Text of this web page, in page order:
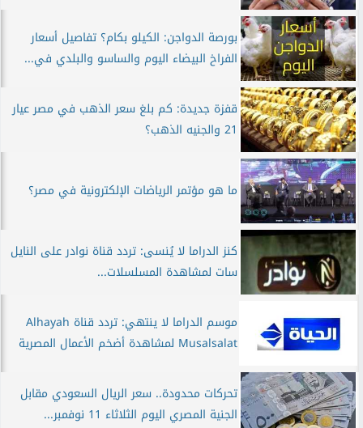
بورصة الدواجن: الكيلو بكام؟ تفاصيل أسعار
الفراخ البيضاء اليوم والساسو والبلدي في...
قفزة جديدة: كم بلغ سعر الذهب في مصر عيار
21 والجنيه الذهب؟
ما هو مؤتمر الرياضات الإلكترونية في مصر؟
كنز الدراما لا يُنسى: تردد قناة نوادر على النايل
سات لمشاهدة المسلسلات...
موسم الدراما لا ينتهي: تردد قناة Alhayah
Musalsalat لمشاهدة أضخم الأعمال المصرية
تحركات محدودة.. سعر الريال السعودي مقابل
الجنية المصري اليوم الثلاثاء 11 نوفمبر...